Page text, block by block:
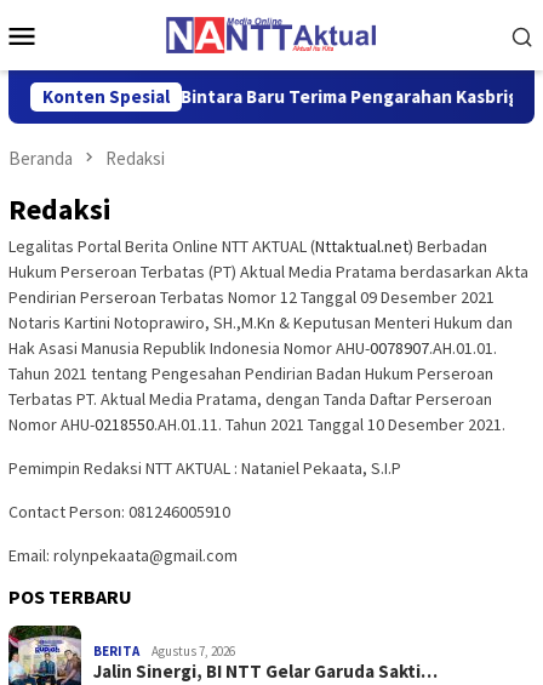
ke
Mobile
Konten Spesial
Perwira dan Bintara Baru Terima Pengarahan Kasbrigif 21/
Beranda Redaksi
Redaksi
Legalitas Portal Berita Online NTT AKTUAL (Nttaktual.net) Berbadan
Hukum Perseroan Terbatas (PT) Aktual Media Pratama berdasarkan Akta
Pendirian Perseroan Terbatas Nomor 12 Tanggal 09 Desember 2021
Notaris Kartini Notoprawiro, SH.,M.Kn & Keputusan Menteri Hukum dan
Hak Asasi Manusia Republik Indonesia Nomor AHU-0078907.AH.01.01.
Tahun 2021 tentang Pengesahan Pendirian Badan Hukum Perseroan
Terbatas PT. Aktual Media Pratama, dengan Tanda Daftar Perseroan
Nomor AHU-0218550.AH.01.11. Tahun 2021 Tanggal 10 Desember 2021.
Pemimpin Redaksi NTT AKTUAL : Nataniel Pekaata, S.I.P
Contact Person: 081246005910
Email: rolynpekaata@gmail.com
POS TERBARU
BERITA Agustus 7, 2026
Jalin Sinergi, BI NTT Gelar Garuda Sakti…